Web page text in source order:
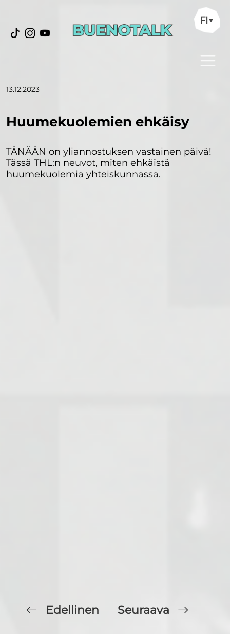
FI
13.12.2023
Huumekuolemien ehkäisy
TÄNÄÄN on yliannostuksen vastainen päivä!
Tässä THL:n neuvot, miten ehkäistä
huumekuolemia yhteiskunnassa.
Edellinen Seuraava